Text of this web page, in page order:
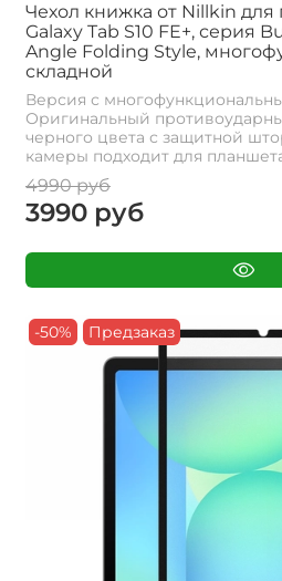
Чехол книжка от Nillkin
Galaxy Tab S10 FE+, серия
Angle Folding Style,
складной
Версия с
Оригинальный
черного цвета с защитной
камеры подходит для
4990 руб
3990 руб
-50% Предзаказ